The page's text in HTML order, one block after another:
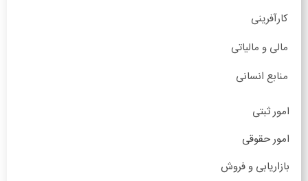
کارآفرینی
مالی و مالیاتی
منابع انسانی
امور ثبتی
امور حقوقی
بازاریابی و فروش